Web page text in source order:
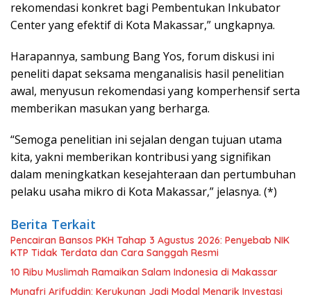
rekomendasi konkret bagi Pembentukan Inkubator
Center yang efektif di Kota Makassar,” ungkapnya.
Harapannya, sambung Bang Yos, forum diskusi ini
peneliti dapat seksama menganalisis hasil penelitian
awal, menyusun rekomendasi yang komperhensif serta
memberikan masukan yang berharga.
“Semoga penelitian ini sejalan dengan tujuan utama
kita, yakni memberikan kontribusi yang signifikan
dalam meningkatkan kesejahteraan dan pertumbuhan
pelaku usaha mikro di Kota Makassar,” jelasnya. (*)
Berita Terkait
Pencairan Bansos PKH Tahap 3 Agustus 2026: Penyebab NIK
KTP Tidak Terdata dan Cara Sanggah Resmi
10 Ribu Muslimah Ramaikan Salam Indonesia di Makassar
Munafri Arifuddin: Kerukunan Jadi Modal Menarik Investasi